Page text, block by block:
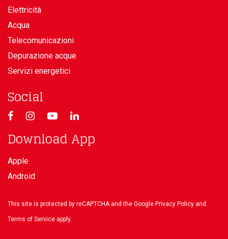
Elettricità
Acqua
Telecomunicazioni
Depurazione acque
Servizi energetici
Social
Download App
Apple
Android
This site is protected by reCAPTCHA and the Google Privacy Policy and
Terms of Service apply.